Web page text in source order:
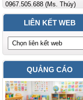
0967.505.688 (Ms. Thúy)
LIÊN KẾT WEB
QUẢNG CÁO